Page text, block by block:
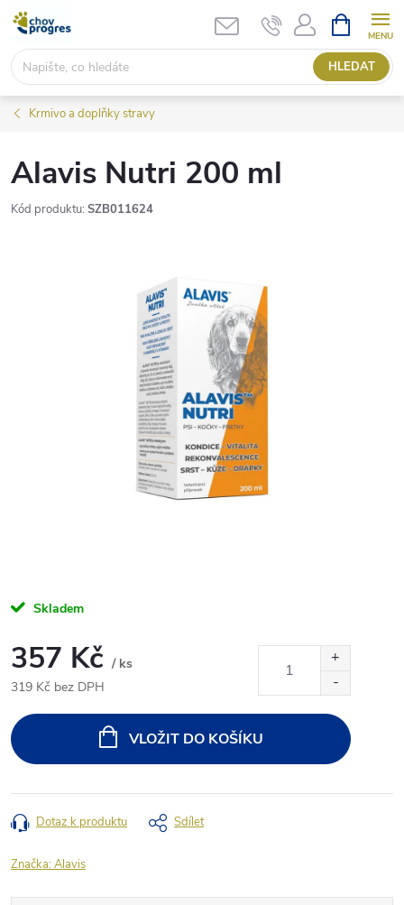
Přejít
obsah
HLEDAT
NÁKUPNÍ
KOŠÍK
Krmivo a doplňky stravy
Alavis Nutri 200 ml
Kód produktu: SZB011624
Skladem
357 Kč / ks
319 Kč bez DPH
cena:
VLOŽIT DO KOŠÍKU
Dotaz k produktu Sdílet
Značka:Alavis